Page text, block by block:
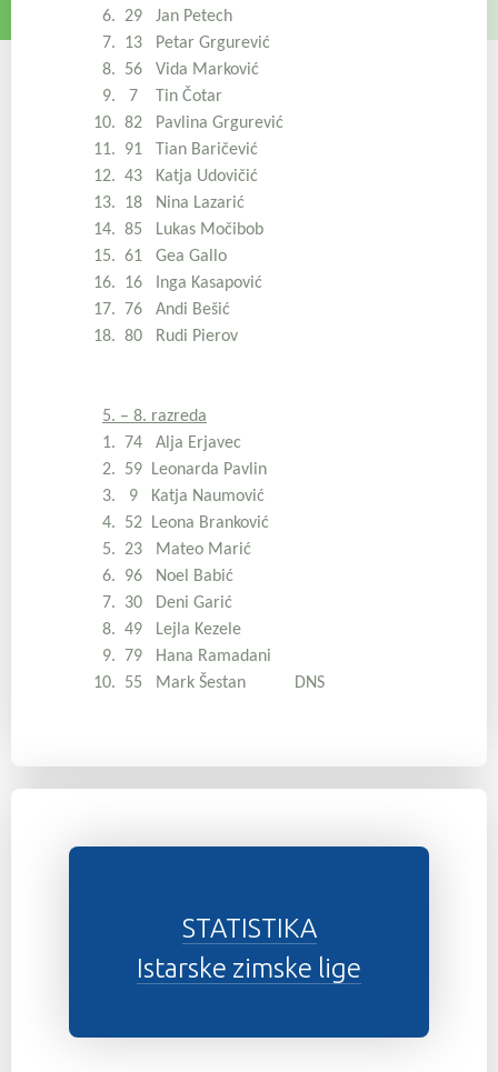
6. 29 Jan Petech
7. 13 Petar Grgurević
8. 56 Vida Marković
9. 7 Tin Čotar
10. 82 Pavlina Grgurević
11. 91 Tian Baričević
12. 43 Katja Udovičić
13. 18 Nina Lazarić
14. 85 Lukas Močibob
15. 61 Gea Gallo
16. 16 Inga Kasapović
17. 76 Andi Bešić
18. 80 Rudi Pierov
5. – 8. razreda
1. 74 Alja Erjavec
2. 59 Leonarda Pavlin
3. 9 Katja Naumović
4. 52 Leona Branković
5. 23 Mateo Marić
6. 96 Noel Babić
7. 30 Deni Garić
8. 49 Lejla Kezele
9. 79 Hana Ramadani
10. 55 Mark Šestan DNS
STATISTIKA
Istarske zimske lige